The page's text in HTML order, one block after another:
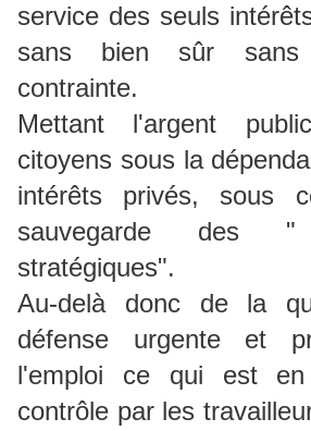
service des seuls
sans bien sûr sans
contrainte.
Mettant l'argent
citoyens sous la
intérêts privés, sous
sauvegarde des "
stratégiques".
Au-delà donc de la
défense urgente et
l'emploi ce qui est
contrôle par les